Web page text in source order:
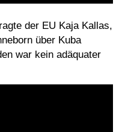
der EU Kaja Kallas,
über Kuba
war kein adäquater